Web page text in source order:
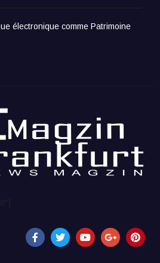
électronique comme Patrimoine